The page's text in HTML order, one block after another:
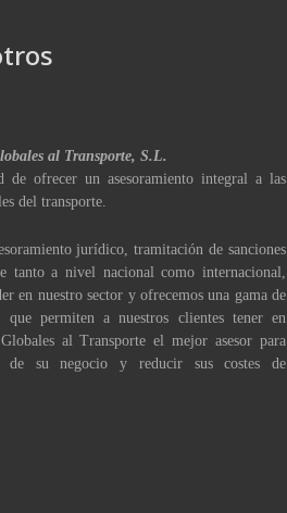
al Transporte, S.L.
de ofrecer un asesoramiento integral a las
del transporte.
jurídico, tramitación de sanciones
tanto a nivel nacional como internacional,
en nuestro sector y ofrecemos una gama de
que permiten a nuestros clientes tener en
al Transporte el mejor asesor para
de su negocio y reducir sus costes de